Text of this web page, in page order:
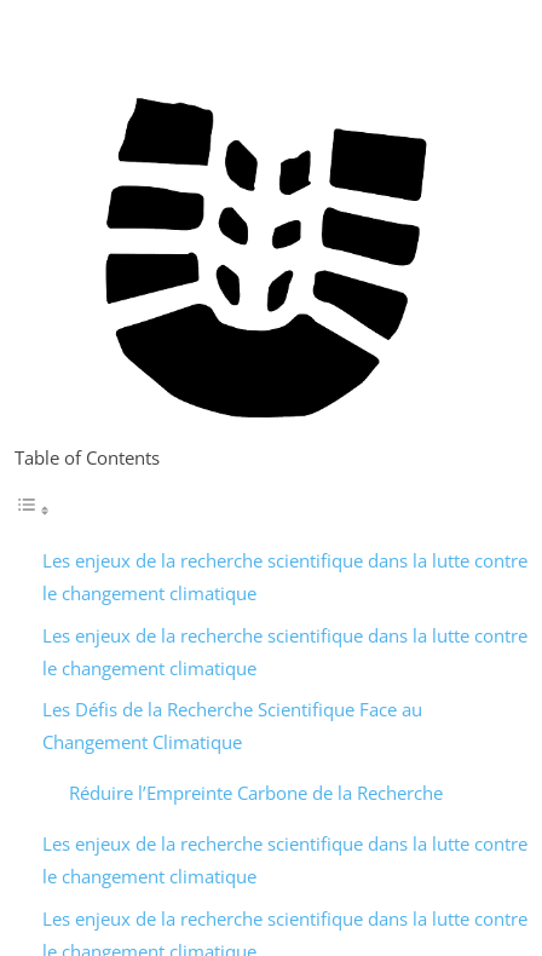
Table of Contents
Les enjeux de la recherche scientifique dans la lutte contre
le changement climatique
Les enjeux de la recherche scientifique dans la lutte contre
le changement climatique
Les Défis de la Recherche Scientifique Face au
Changement Climatique
Réduire l’Empreinte Carbone de la Recherche
Les enjeux de la recherche scientifique dans la lutte contre
le changement climatique
Les enjeux de la recherche scientifique dans la lutte contre
le changement climatique